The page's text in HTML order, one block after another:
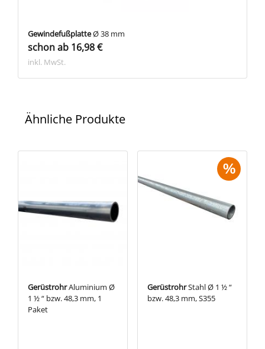
GewindefußplatteØ 38 mm
schon ab 16,98 €
inkl. MwSt.
Ähnliche Produkte
GerüstrohrAluminium Ø
1 ½ “ bzw. 48,3 mm, 1
Paket
GerüstrohrStahl Ø 1 ½ “
bzw. 48,3 mm, S355
%